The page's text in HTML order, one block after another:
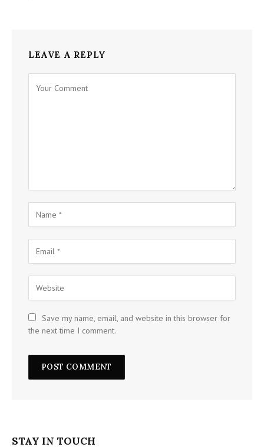
LEAVE A REPLY
Save my name, email, and website in this browser for
the next time I comment.
STAY IN TOUCH